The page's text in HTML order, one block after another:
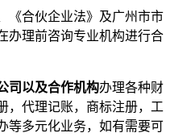
合伙企业法》及广州市市
办理前咨询专业机构进行合
司以及合作机构办理各种财
，代理记账，商标注册，工
等多元化业务，如有需要可